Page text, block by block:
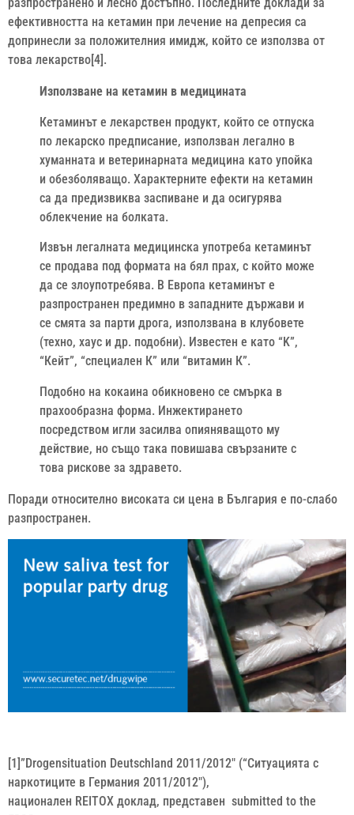
разпространено и лесно достъпно. Последните доклади за
ефективността на кетамин при лечение на депресия са
допринесли за положителния имидж, който се използва от
това лекарство[4].
Използване на кетамин в медицината
Кетаминът е лекарствен продукт, който се отпуска
по лекарско предписание, използван легално в
хуманната и ветеринарната медицина като упойка
и обезболяващо. Характерните ефекти на кетамин
са да предизвиква заспиване и да осигурява
облекчение на болката.
Извън легалната медицинска употреба кетаминът
се продава под формата на бял прах, с който може
да се злоупотребява. В Европа кетаминът е
разпространен предимно в западните държави и
се смята за парти дрога, използвана в клубовете
(техно, хаус и др. подобни). Известен е като “K”,
“Кейт”, “специален К” или “витамин К”.
Подобно на кокаина обикновено се смърка в
прахообразна форма. Инжектирането
посредством игли засилва опияняващото му
действие, но също така повишава свързаните с
това рискове за здравето.
Поради относително високата си цена в България е по-слабо
разпространен.
[1]”Drogensituation Deutschland 2011/2012″ (“Ситуацията с
наркотиците в Германия 2011/2012″),
национален REITOX доклад, представен submitted to the